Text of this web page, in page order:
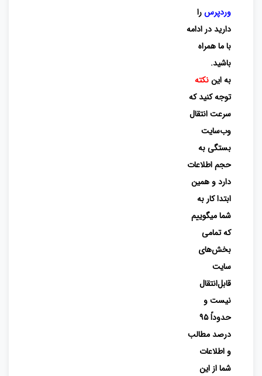
وردپرسرا
دارید در ادامه
با ما همراه
باشید.
به ایننکته
توجه کنید که
سرعت انتقال
وب‌سایت
بستگی به
حجم اطلاعات
دارد و همین
ابتدا کار به
شما میگوییم
که تمامی
بخش‌های
سایت
قابل‌انتقال
نیست و
حدوداً ۹۵
درصد مطالب
و اطلاعات
شما از این